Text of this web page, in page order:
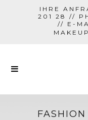
IHRE
201 28 //
// E-
FASHION